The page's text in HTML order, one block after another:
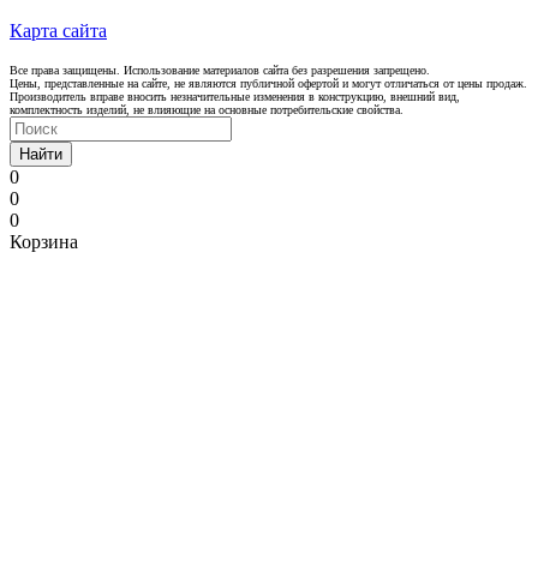
Карта сайта
Все права защищены. Использование материалов сайта без разрешения запрещено.
Цены, представленные на сайте, не являются публичной офертой и могут отличаться от цены продаж.
Производитель вправе вносить незначительные изменения в конструкцию, внешний вид,
комплектность изделий, не влияющие на основные потребительские свойства.
Найти
0
0
0
Корзина